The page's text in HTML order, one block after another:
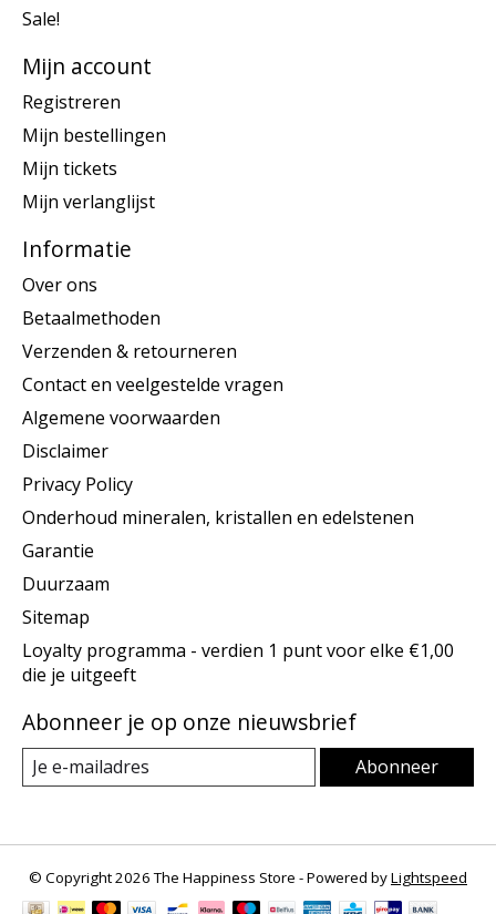
Sale!
Mijn account
Registreren
Mijn bestellingen
Mijn tickets
Mijn verlanglijst
Informatie
Over ons
Betaalmethoden
Verzenden & retourneren
Contact en veelgestelde vragen
Algemene voorwaarden
Disclaimer
Privacy Policy
Onderhoud mineralen, kristallen en edelstenen
Garantie
Duurzaam
Sitemap
Loyalty programma - verdien 1 punt voor elke €1,00
die je uitgeeft
Abonneer je op onze nieuwsbrief
Abonneer
© Copyright 2026 The Happiness Store - Powered byLightspeed